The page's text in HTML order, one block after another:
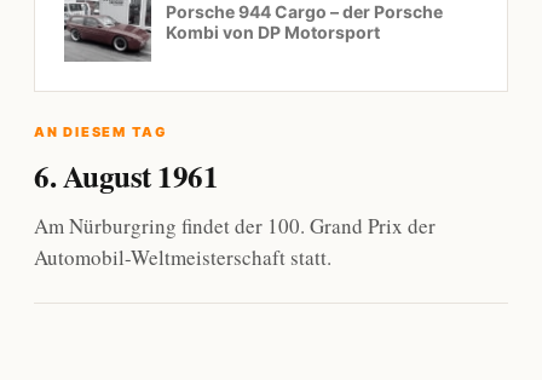
Porsche 944 Cargo – der Porsche
Kombi von DP Motorsport
AN DIESEM TAG
6. August 1961
Am Nürburgring findet der 100. Grand Prix der
Automobil-Weltmeisterschaft statt.